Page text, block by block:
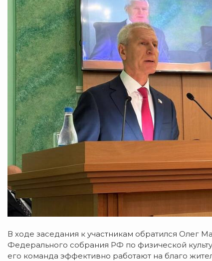
В ходе заседания к участникам обратился Олег
Федерального собрания РФ по физической
его команда эффективно работают на благо